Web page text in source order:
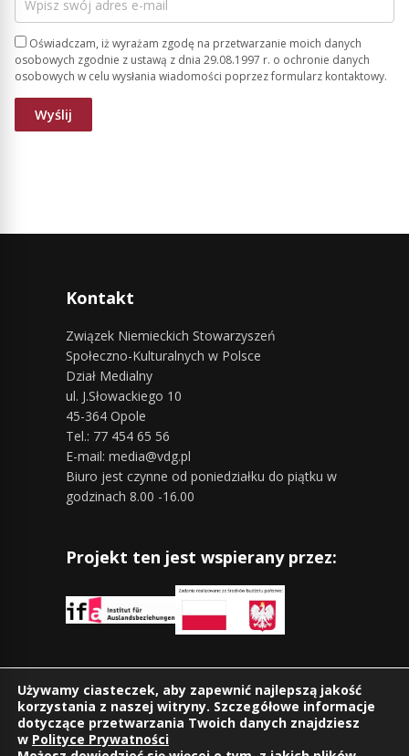
Oświadczam, iż wyrażam zgodę na przetwarzanie moich danych
osobowych zgodnie z ustawą z dnia 29.08.1997 r. o ochronie danych
osobowych w celu wysłania wiadomości poprzez formularz kontaktowy.
Kontakt
Związek Niemieckich Stowarzyszeń
Społeczno-Kulturalnych w Polsce
Dział Medialny
ul. J.Słowackiego 10
45-364 Opole
Tel.: 77 454 65 56
E-mail: media@vdg.pl
Biuro jest czynne od poniedziałku do piątku w
godzinach 8.00 -16.00
Projekt ten jest wspierany przez:
Znajdziesz nas również na:
Używamy ciasteczek, aby zapewnić najlepszą jakość
korzystania z naszej witryny. Szczegółowe informacje
dotyczące przetwarzania Twoich danych znajdziesz
w Polityce Prywatności